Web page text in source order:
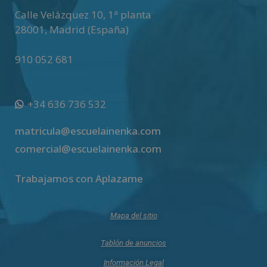
Calle Velázquez 10, 1ª planta
28001,Madrid (España)
910 052 681
+34 636 736 532
matricula@escuelainenka.com
comercial@escuelainenka.com
Trabajamos con Aplazame
Mapa del sitio
Tablón de anuncios
Información Legal